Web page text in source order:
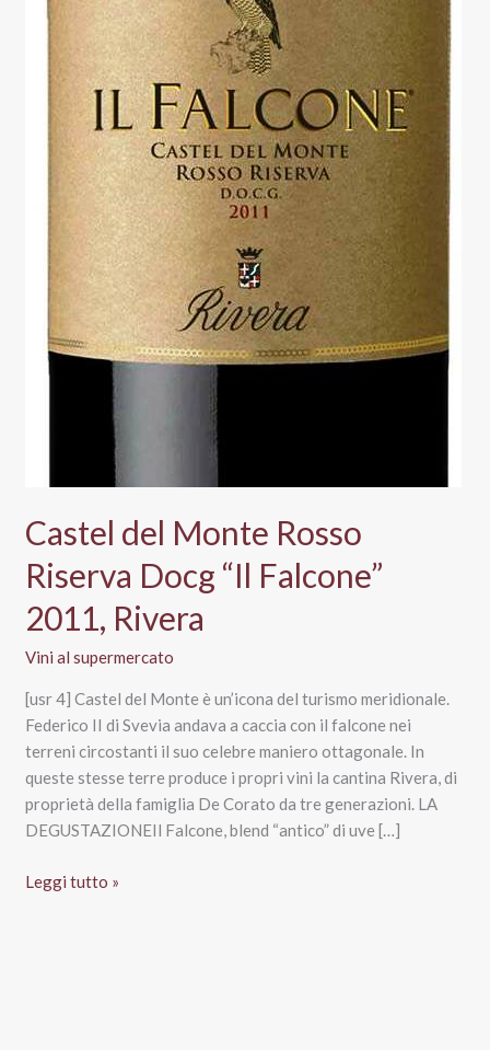
Castel del Monte Rosso
Riserva Docg “Il Falcone”
2011, Rivera
Vini al supermercato
[usr 4] Castel del Monte è un’icona del turismo meridionale.
Federico II di Svevia andava a caccia con il falcone nei
terreni circostanti il suo celebre maniero ottagonale. In
queste stesse terre produce i propri vini la cantina Rivera, di
proprietà della famiglia De Corato da tre generazioni. LA
DEGUSTAZIONEIl Falcone, blend “antico” di uve […]
Castel
Leggi tutto »